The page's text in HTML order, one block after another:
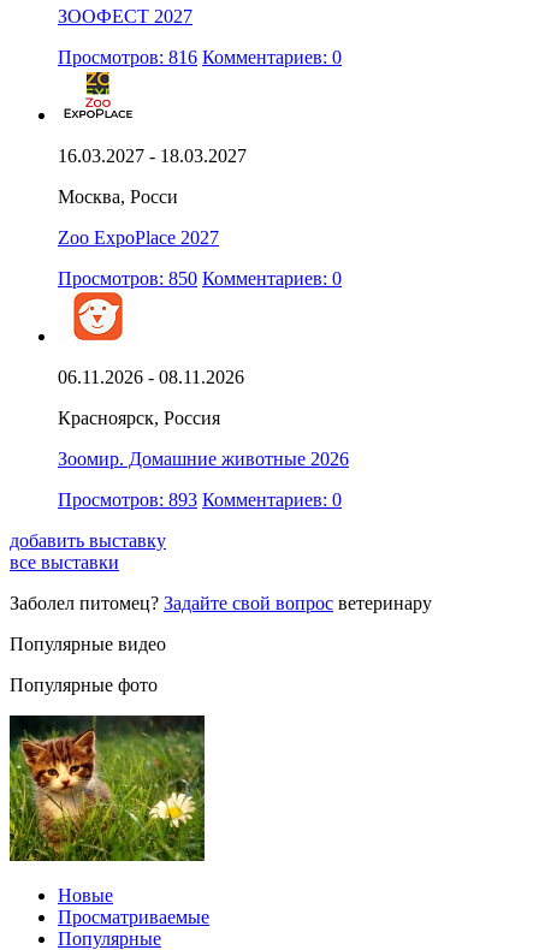
ЗООФЕСТ 2027
Просмотров: 816 Комментариев: 0
16.03.2027 - 18.03.2027
Москва, Росси
Zoo ExpoPlace 2027
Просмотров: 850 Комментариев: 0
06.11.2026 - 08.11.2026
Красноярск, Россия
Зоомир. Домашние животные 2026
Просмотров: 893 Комментариев: 0
добавить выставку
все выставки
Заболел питомец? Задайте свой вопрос ветеринару
Популярные видео
Популярные фото
Новые
Просматриваемые
Популярные